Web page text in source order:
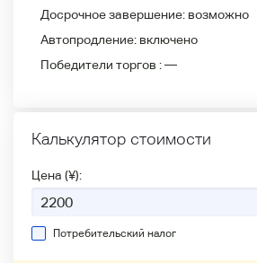
Досрочное завершение: возможно
Автопродление: включено
Победители
торгов :—
Калькулятор стоимости
Цена (¥):
Потребительский налог